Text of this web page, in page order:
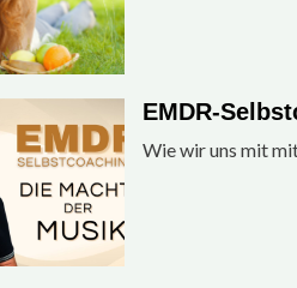
EMDR-
Wie wir uns mit